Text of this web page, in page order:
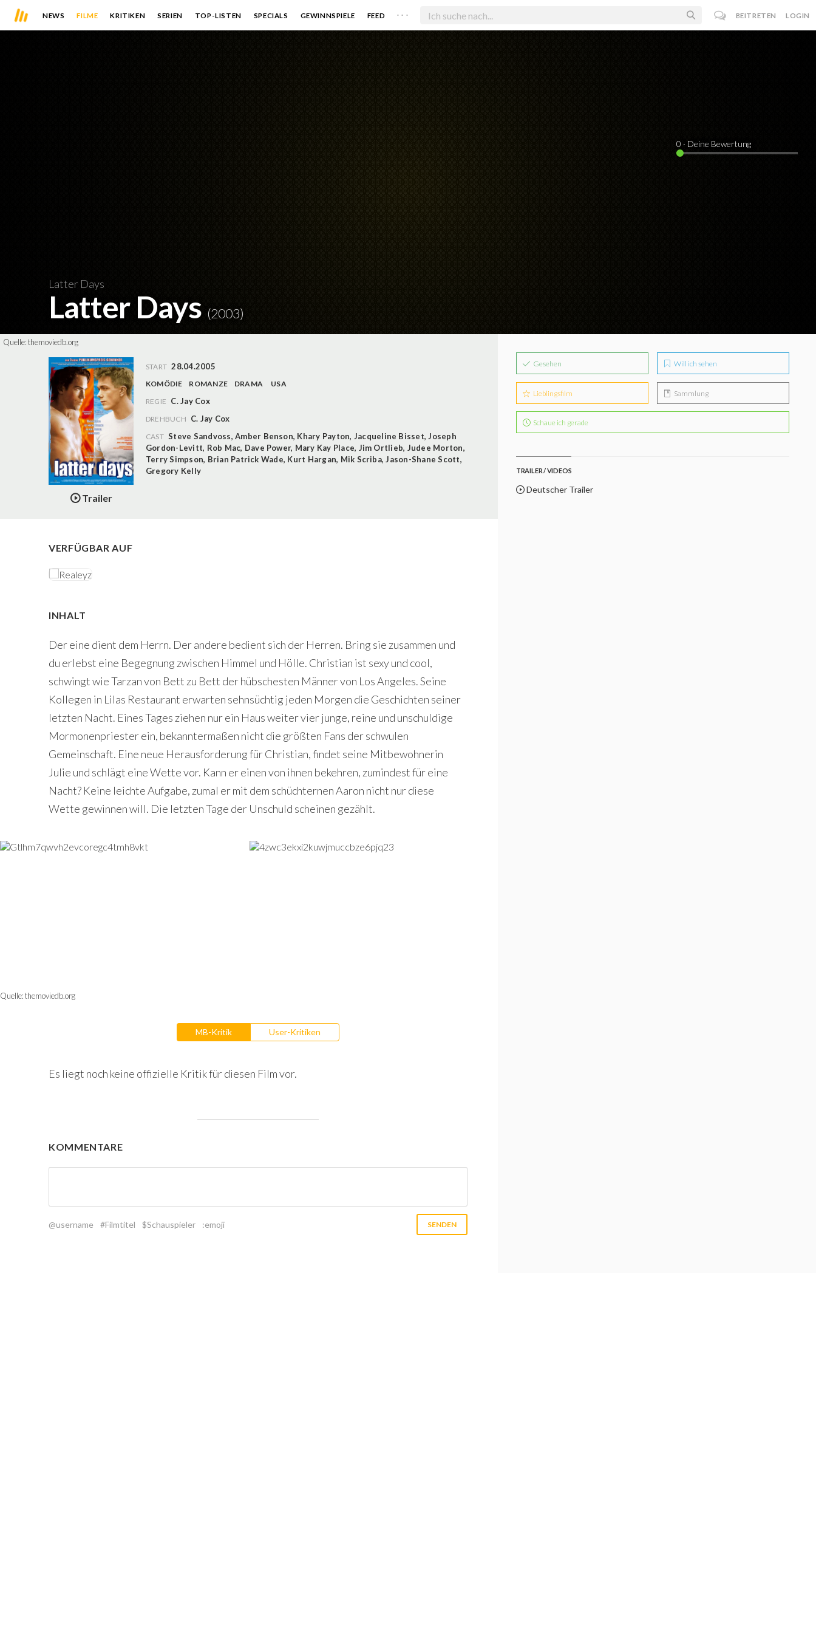
NEWS FILME KRITIKEN SERIEN TOP-LISTEN SPECIALS GEWINNSPIELE FEED . . . BEITRETEN LOGIN
Latter Days
Latter Days (2003)
0 · Deine Bewertung
Quelle:themoviedb.org
Trailer
START 28.04.2005
KOMÖDIE ROMANZE DRAMA
USA
REGIE C. Jay Cox
DREHBUCH C. Jay Cox
CAST Steve Sandvoss,Amber Benson, Khary Payton, Jacqueline Bisset,Joseph
Gordon-Levitt, Rob Mac, Dave Power, Mary Kay Place, Jim Ortlieb, Judee Morton,
Terry Simpson, Brian Patrick Wade, Kurt Hargan, Mik Scriba,Jason-Shane Scott,
Gregory Kelly
VERFÜGBAR AUF
INHALT
Der eine dient dem Herrn. Der andere bedient sich der Herren. Bring sie zusammen und
du erlebst eine Begegnung zwischen Himmel und Hölle. Christian ist sexy und cool,
schwingt wie Tarzan von Bett zu Bett der hübschesten Männer von Los Angeles. Seine
Kollegen in Lilas Restaurant erwarten sehnsüchtig jeden Morgen die Geschichten seiner
letzten Nacht. Eines Tages ziehen nur ein Haus weiter vier junge, reine und unschuldige
Mormonenpriester ein, bekanntermaßen nicht die größten Fans der schwulen
Gemeinschaft. Eine neue Herausforderung für Christian, findet seine Mitbewohnerin
Julie und schlägt eine Wette vor. Kann er einen von ihnen bekehren, zumindest für eine
Nacht? Keine leichte Aufgabe, zumal er mit dem schüchternen Aaron nicht nur diese
Wette gewinnen will. Die letzten Tage der Unschuld scheinen gezählt.
Quelle:themoviedb.org
MB-Kritik User-Kritiken
Es liegt noch keine offizielle Kritik für diesen Film vor.
KOMMENTARE
@username #Filmtitel $Schauspieler :emoji
Gesehen Will ich sehen
Lieblingsfilm Sammlung
Schaue ich gerade
TRAILER / VIDEOS
Deutscher Trailer